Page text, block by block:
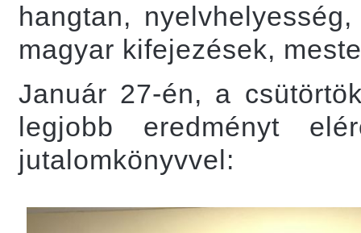
hangtan,
magyar kifejezések,
Január 27-én, a
legjobb eredményt
jutalomkönyvvel: